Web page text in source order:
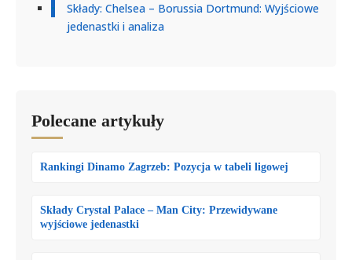
Składy: Chelsea – Borussia Dortmund: Wyjściowe
jedenastki i analiza
Polecane artykuły
Rankingi Dinamo Zagrzeb: Pozycja w tabeli ligowej
Składy Crystal Palace – Man City: Przewidywane
wyjściowe jedenastki